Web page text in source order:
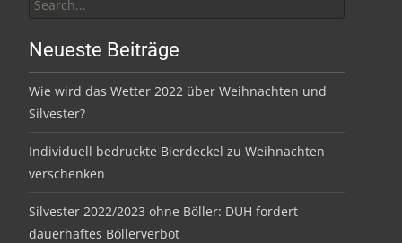
for:
Neueste Beiträge
Wie wird das Wetter 2022 über Weihnachten und
Silvester?
Individuell bedruckte Bierdeckel zu Weihnachten
verschenken
Silvester 2022/2023 ohne Böller: DUH fordert
dauerhaftes Böllerverbot